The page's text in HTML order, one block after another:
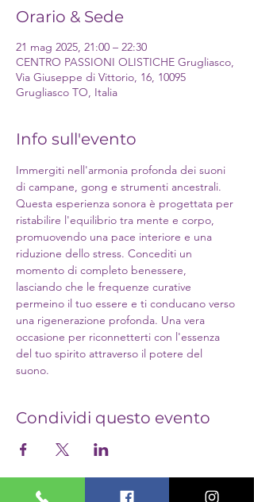
Orario & Sede
21 mag 2025, 21:00 – 22:30
CENTRO PASSIONI OLISTICHE Grugliasco,
Via Giuseppe di Vittorio, 16, 10095
Grugliasco TO, Italia
Info sull'evento
Immergiti nell'armonia profonda dei suoni
di campane, gong e strumenti ancestrali.
Questa esperienza sonora è progettata per
ristabilire l'equilibrio tra mente e corpo,
promuovendo una pace interiore e una
riduzione dello stress. Concediti un
momento di completo benessere,
lasciando che le frequenze curative
permeino il tuo essere e ti conducano verso
una rigenerazione profonda. Una vera
occasione per riconnetterti con l'essenza
del tuo spirito attraverso il potere del
suono.
Condividi questo evento